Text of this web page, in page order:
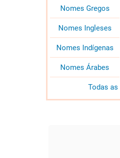
Nomes Gregos
Nomes Ingleses
Nomes Indígenas
Nomes Árabes
Todas